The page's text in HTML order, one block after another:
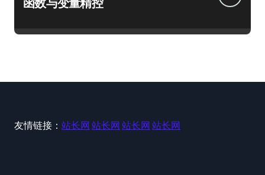
友情链接： 站长网 站长网 站长网 站长网